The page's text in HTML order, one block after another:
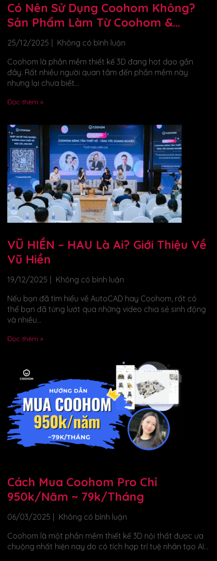
Có Nên Sử Dụng Coohom Không?
Sản Phẩm Làm Từ Coohom &
Feedback
25/12/2025
Không có bình luận
Coohom là phần mềm thiết kế 3D đang hot dạo gần
đây. Rất nhiều người quan tâm đến phần mềm này
nhưng lại chưa biết...
Đọc thêm »
VŨ HIỀN – HAU Là Ai? Giới Thiệu Về
Vũ Hiền
19/12/2025
Không có bình luận
Nếu bạn đã tìm hiểu về AutoCAD hay Coohom, rất có
thể bạn đã từng lướt qua những video chia sẻ sinh động
và nhiều...
Đọc thêm »
Cách Mua Coohom Pro Chỉ
950k/năm ~ 79k/tháng
06/03/2025
Không có bình luận
Coohom là một phần mềm thiết kế 3D nội thất được ưa
chuộng nhất hiện nay do có tích hợp trí tuệ nhân tạo AI...